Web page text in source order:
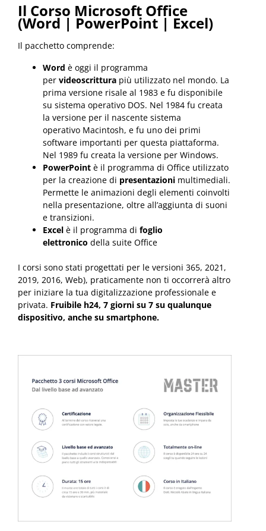
Il Corso Microsoft Office
(Word | PowerPoint | Excel)
Il pacchetto comprende:
Word è oggi il programma
per videoscrittura più utilizzato nel mondo. La
prima versione risale al 1983 e fu disponibile
su sistema operativo DOS. Nel 1984 fu creata
la versione per il nascente sistema
operativo Macintosh, e fu uno dei primi
software importanti per questa piattaforma.
Nel 1989 fu creata la versione per Windows.
PowerPoint è il programma di Office utilizzato
per la creazione di presentazioni multimediali.
Permette le animazioni degli elementi coinvolti
nella presentazione, oltre all’aggiunta di suoni
e transizioni.
Excel è il programma di foglio
elettronico della suite Office
I corsi sono stati progettati per le versioni 365, 2021,
2019, 2016, Web), praticamente non ti occorrerà altro
per iniziare la tua digitalizzazione professionale e
privata. Fruibile h24, 7 giorni su 7 su qualunque
dispositivo, anche su smartphone.